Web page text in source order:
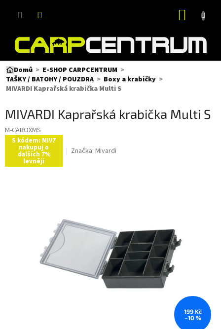
Domů
E-SHOP CARPCENTRUM
TAŠKY / BATOHY / POUZDRA
Boxy a krabičky
MIVARDI Kaprařská krabička Multi S
MIVARDI Kaprařská krabička Multi S
M-CABOXMS
S kódem: MIV7
nakupuj o
dalších 7%
levněji
Značka: Mivardi
199 Kč
–10 %